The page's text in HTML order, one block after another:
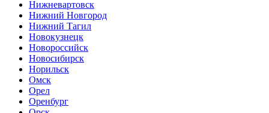
Нижневартовск
Нижний Новгород
Нижний Тагил
Новокузнецк
Новороссийск
Новосибирск
Норильск
Омск
Орел
Оренбург